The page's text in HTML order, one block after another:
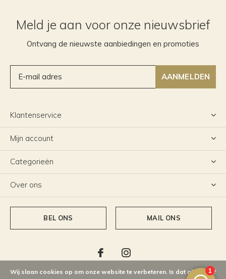
Meld je aan voor onze nieuwsbrief
Ontvang de nieuwste aanbiedingen en promoties
AANMELDEN
Klantenservice
Mijn account
Categorieën
Over ons
BEL ONS MAIL ONS
Wij slaan cookies op om onze website te verbeteren. Is dat akkoord?